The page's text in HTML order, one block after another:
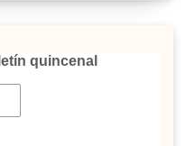
quincenal